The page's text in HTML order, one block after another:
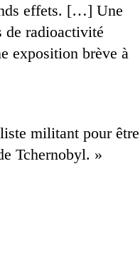
effets. […] Une
de radioactivité
exposition brève à
militant pour être
Tchernobyl. »